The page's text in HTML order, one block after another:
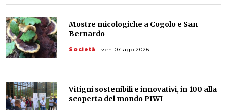
Mostre micologiche a Cogolo e San
Bernardo
Società ven 07 ago 2026
Vitigni sostenibili e innovativi, in 100 alla
scoperta del mondo PIWI